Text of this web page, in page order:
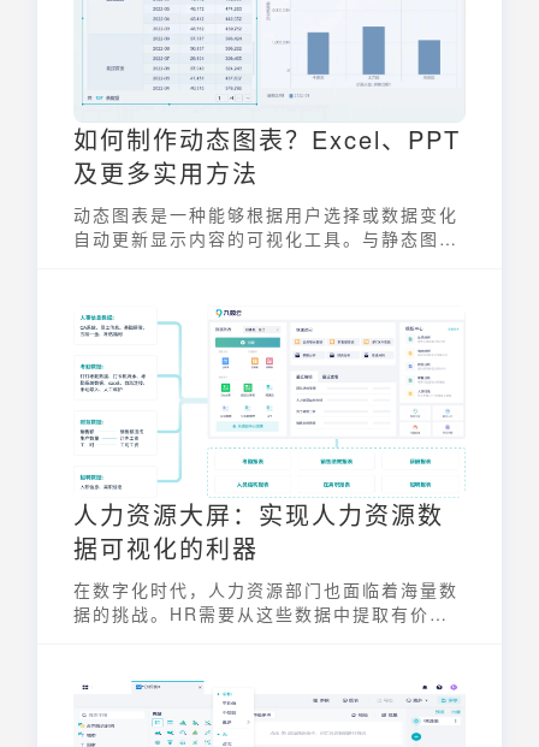
如何制作动态图表？Excel、PPT
及更多实用方法
动态图表是一种能够根据用户选择或数据变化
自动更新显示内容的可视化工具。与静态图表
的规律和趋势。制作动态图表并非难事，通过
掌握一些基本技巧和工具，即使是非专业人士
也能轻松创建出令人印象深刻的动态图表。本
文将详细介绍使用Excel、PPT以及专业的数
据分析工具制作如何制作动态图表，为你提供
更多实用方法。
人力资源大屏：实现人力资源数
据可视化的利器
在数字化时代，人力资源部门也面临着海量数
据的挑战。HR需要从这些数据中提取有价值
展示，将复杂的人力资源数据转化为易于理解
的视觉信息，从而帮助管理者快速掌握企业的
人才状况，提升决策效率。